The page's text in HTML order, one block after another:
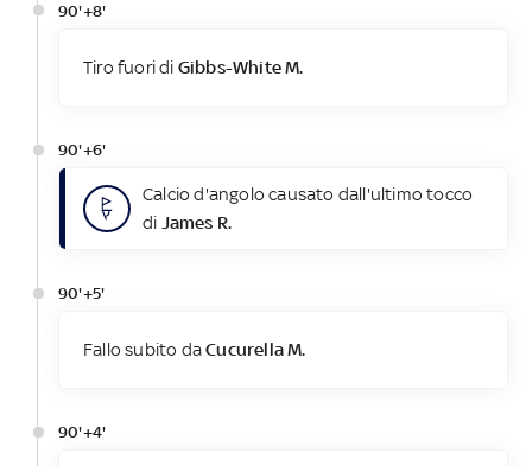
90'+8'
Tiro fuori di Gibbs-White M.
90'+6'
Calcio d'angolo causato dall'ultimo tocco
di James R.
90'+5'
Fallo subito daCucurella M.
90'+4'